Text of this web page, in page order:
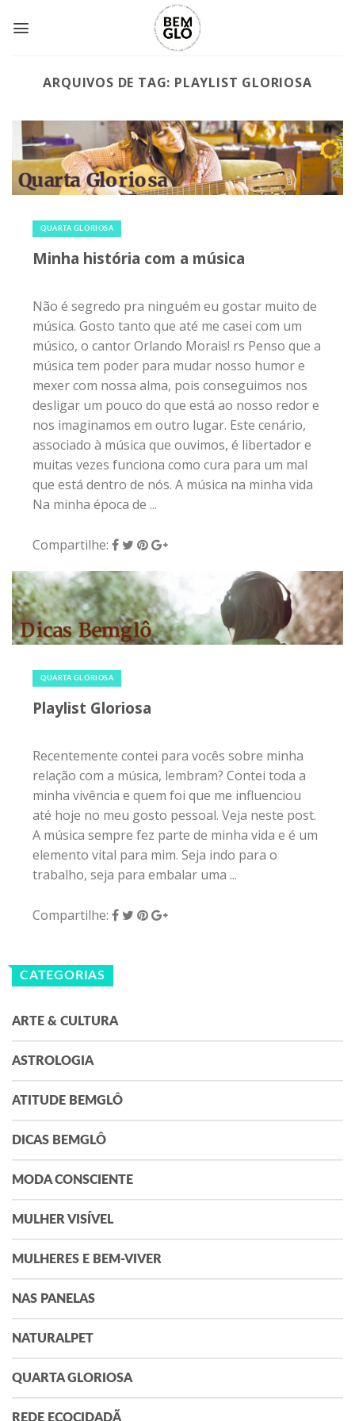
ARQUIVOS DE TAG: PLAYLIST GLORIOSA
QUARTA GLORIOSA
Minha história com a música
Não é segredo pra ninguém eu gostar muito de
música. Gosto tanto que até me casei com um
músico, o cantor Orlando Morais! rs Penso que a
música tem poder para mudar nosso humor e
mexer com nossa alma, pois conseguimos nos
desligar um pouco do que está ao nosso redor e
nos imaginamos em outro lugar. Este cenário,
associado à música que ouvimos, é libertador e
muitas vezes funciona como cura para um mal
que está dentro de nós. A música na minha vida
Na minha época de ...
Compartilhe:
QUARTA GLORIOSA
Playlist Gloriosa
Recentemente contei para vocês sobre minha
relação com a música, lembram? Contei toda a
minha vivência e quem foi que me influenciou
até hoje no meu gosto pessoal. Veja neste post.
A música sempre fez parte de minha vida e é um
elemento vital para mim. Seja indo para o
trabalho, seja para embalar uma ...
Compartilhe:
CATEGORIAS
ARTE & CULTURA
ASTROLOGIA
ATITUDE BEMGLÔ
DICAS BEMGLÔ
MODA CONSCIENTE
MULHER VISÍVEL
MULHERES E BEM-VIVER
NAS PANELAS
NATURALPET
QUARTA GLORIOSA
REDE ECOCIDADÃ